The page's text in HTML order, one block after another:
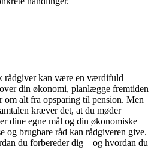
rådgiver kan være en værdifuld
din økonomi, planlægge fremtiden
om alt fra opsparing til pension. Men
kræver det, at du møder
dine egne mål og din økonomiske
og brugbare råd kan rådgiveren give.
du forbereder dig – og hvordan du